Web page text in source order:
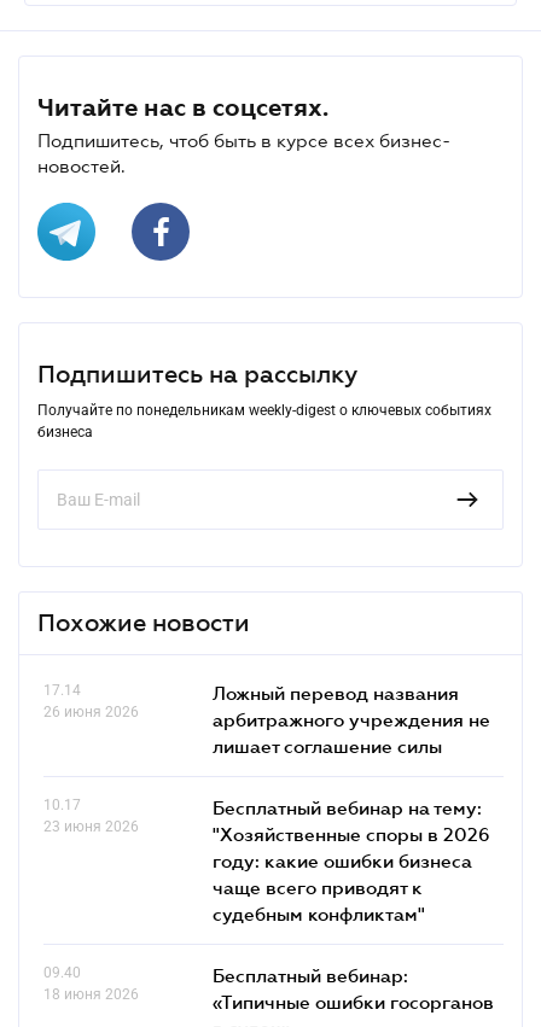
Читайте нас в соцсетях.
Подпишитесь, чтоб быть в курсе всех бизнес-
новостей.
Подпишитесь на рассылку
Получайте по понедельникам weekly-digest о ключевых событиях
бизнеса
Похожие новости
17.14
26 июня 2026
Ложный перевод названия
арбитражного учреждения не
лишает соглашение силы
10.17
23 июня 2026
Бесплатный вебинар на тему:
"Хозяйственные споры в 2026
году: какие ошибки бизнеса
чаще всего приводят к
судебным конфликтам"
09.40
18 июня 2026
Бесплатный вебинар:
«Типичные ошибки госорганов